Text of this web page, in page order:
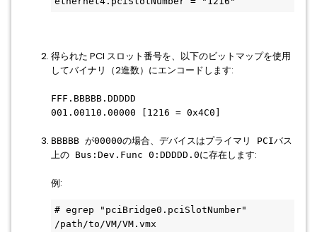
得られた PCI スロット番号を、以下のビットマップを使用
してバイナリ（2進数）にエンコードします:
FFF.BBBBB.DDDDD
001.00110.00000 [1216 = 0x4C0]
BBBBB が00000の場合、デバイスはプライマリ PCIバス
上の Bus:Dev.Func 0:DDDDD.0に存在します:
例:
# egrep "pciBridge0.pciSlotNumber"
/path/to/VM/VM.vmx